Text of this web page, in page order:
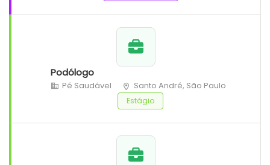
Podólogo
Pé Saudável Santo André, São Paulo
Estágio